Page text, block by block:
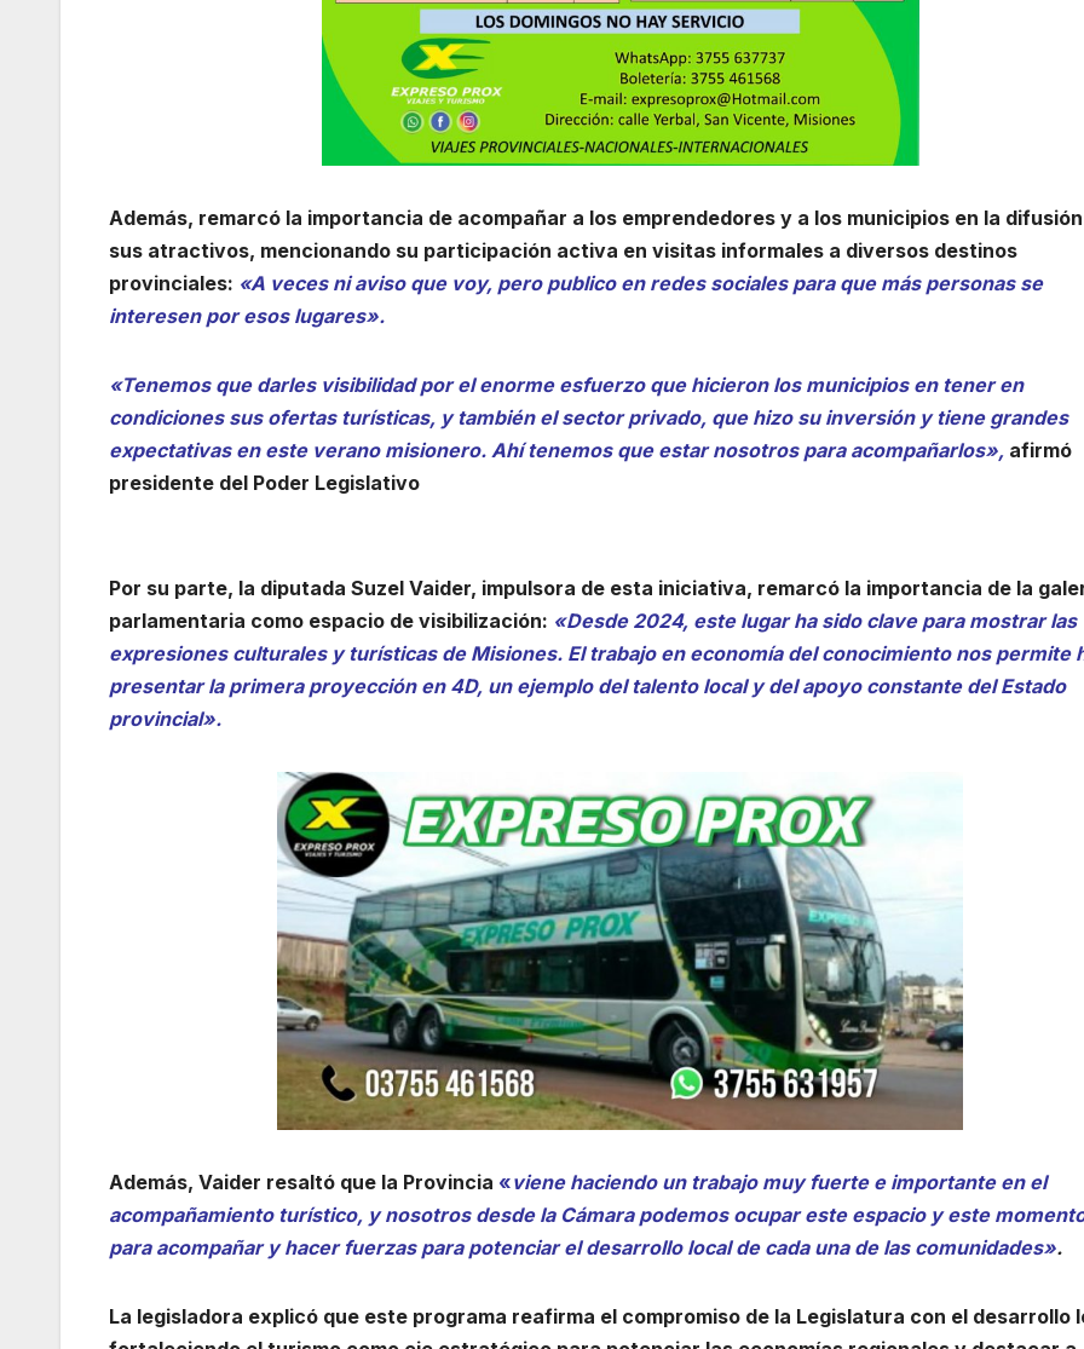
Además, remarcó la importancia de acompañar a los emprendedores y a los municipios en la
sus atractivos, mencionando su participación activa en visitas informales a diversos destinos
provinciales: «A veces ni aviso que voy, pero publico en redes sociales para que más personas se
interesen por esos lugares».
«Tenemos que darles visibilidad por el enorme esfuerzo que hicieron los municipios en tener en
condiciones sus ofertas turísticas, y también el sector privado, que hizo su inversión y tiene grandes
expectativas en este verano misionero. Ahí tenemos que estar nosotros para acompañarlos», afirmó
presidente del Poder Legislativo
Por su parte, la diputada Suzel Vaider, impulsora de esta iniciativa, remarcó la importancia de la
parlamentaria como espacio de visibilización: «Desde 2024, este lugar ha sido clave para mostrar las
expresiones culturales y turísticas de Misiones. El trabajo en economía del conocimiento nos permite
presentar la primera proyección en 4D, un ejemplo del talento local y del apoyo constante del Estado
provincial».
Además, Vaider resaltó que la Provincia «viene haciendo un trabajo muy fuerte e importante en el
acompañamiento turístico, y nosotros desde la Cámara podemos ocupar este espacio y este
para acompañar y hacer fuerzas para potenciar el desarrollo local de cada una de las comunidades».
La legisladora explicó que este programa reafirma el compromiso de la Legislatura con el desarrollo